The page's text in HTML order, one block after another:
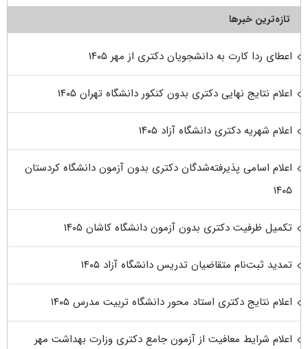
تازه‌ترین خبرها
اعطای ردا کارت به دانشجویان دکتری از مهر ۱۴۰۵
اعلام نتایج نهایی دکتری بدون کنکور دانشگاه تهران ۱۴۰۵
اعلام شهریه دکتری دانشگاه آزاد ۱۴۰۵
اعلام اسامی پذیرفته‌شدگان دکتری بدون آزمون دانشگاه کردستان
۱۴۰۵
تکمیل ظرفیت دکتری بدون آزمون دانشگاه کاشان ۱۴۰۵
تمدید ثبت‌نام متقاضیان تدریس دانشگاه آزاد ۱۴۰۵
اعلام نتایج دکتری استاد محور دانشگاه تربیت مدرس ۱۴۰۵
اعلام شرایط معافیت از آزمون جامع دکتری وزارت بهداشت مهر